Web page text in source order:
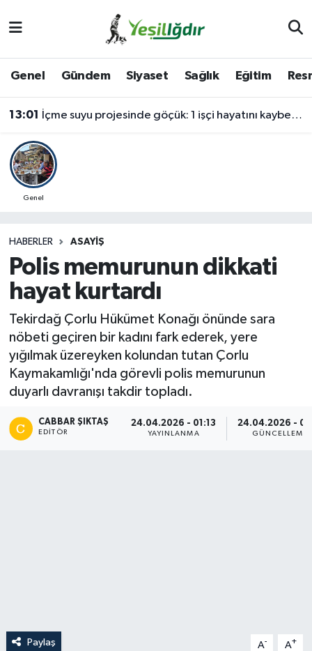
Genel Gündem Siyaset Sağlık Eğitim
13:01 İçme suyu projesinde göçük: 1 işçi hayatını kaybetti, 1'i ağır yaralı
Genel
HABERLER ASAYIŞ
Polis memurunun dikkati
hayat kurtardı
Tekirdağ Çorlu Hükümet Konağı önünde sara
nöbeti geçiren bir kadını fark ederek, yere
yığılmak üzereyken kolundan tutan Çorlu
Kaymakamlığı'nda görevli polis memurunun
duyarlı davranışı takdir topladı.
CABBAR ŞIKTAŞ
EDITÖR
24.04.2026 - 01:13
YAYINLANMA
24.04.2026 -
GÜNCELLEME
Paylaş A- A+
İğdir Namaz Vakitleri
Iğdır Trafik Yoğunluk Haritası
Süper Lig Puan Durumu ve Fikstür
Son Dakika Haberleri
Haber Arşivi